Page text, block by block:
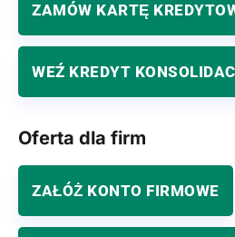
ZAMÓW KARTĘ
WEŹ KREDYT
Oferta dla firm
ZAŁÓŻ KONTO FIRMOWE